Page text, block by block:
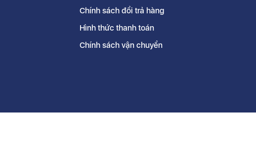
Chính sách đổi trả hàng
Hình thức thanh toán
Chính sách vận chuyển